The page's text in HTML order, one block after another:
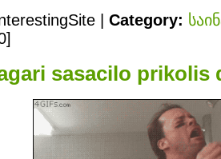
| Category:
sasacilo prikolis